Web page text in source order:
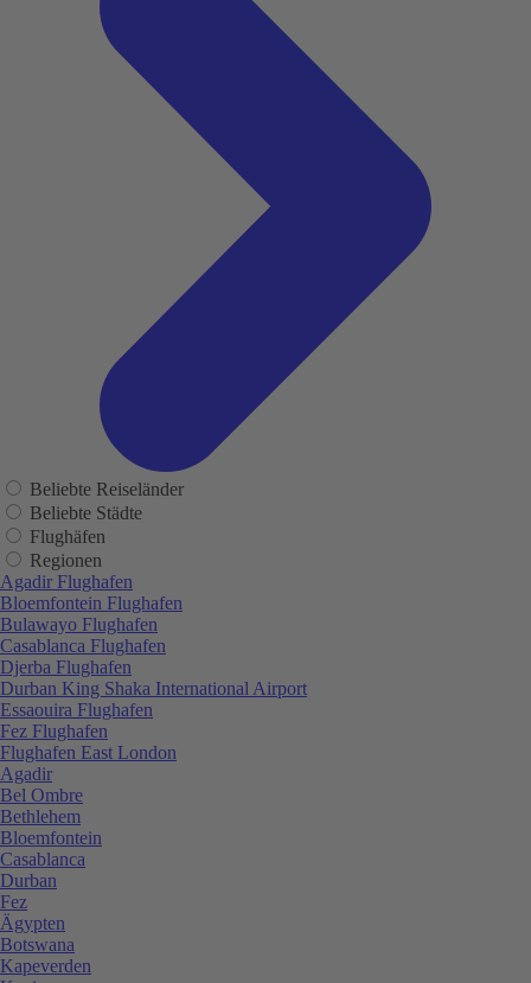
Beliebte Reiseländer
Beliebte Städte
Flughäfen
Regionen
Agadir Flughafen
Bloemfontein Flughafen
Bulawayo Flughafen
Casablanca Flughafen
Djerba Flughafen
Durban King Shaka International Airport
Essaouira Flughafen
Fez Flughafen
Flughafen East London
Agadir
Bel Ombre
Bethlehem
Bloemfontein
Casablanca
Durban
Fez
Ägypten
Botswana
Kapeverden